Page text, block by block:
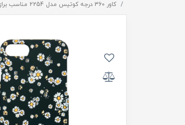
کاور 360 درجه کوتیس مدل 2254 مناسب برای گوشی موبایل اپل Iphone 7/8